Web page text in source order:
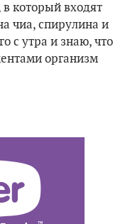
который входят
чиа, спирулина и
с утра и знаю, что
организм